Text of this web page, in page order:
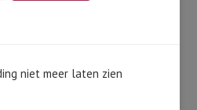
niet meer laten zien